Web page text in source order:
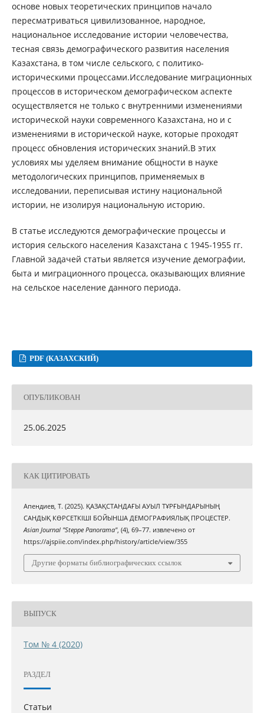
основе новых теоретических принципов начало
пересматриваться цивилизованное, народное,
национальное исследование истории человечества,
тесная связь демографического развития населения
Казахстана, в том числе сельского, с политико-
историческими процессами.Исследование миграционных
процессов в историческом демографическом аспекте
осуществляется не только с внутренними изменениями
исторической науки современного Казахстана, но и с
изменениями в исторической науке, которые проходят
процесс обновления исторических знаний.В этих
условиях мы уделяем внимание общности в науке
методологических принципов, применяемых в
исследовании, переписывая истину национальной
истории, не изолируя национальную историю.
В статье исследуются демографические процессы и
история сельского населения Казахстана с 1945-1955 гг.
Главной задачей статьи является изучение демографии,
быта и миграционного процесса, оказывающих влияние
на сельское население данного периода.
PDF (КАЗАХСКИЙ)
ОПУБЛИКОВАН
25.06.2025
КАК ЦИТИРОВАТЬ
Апендиев, Т. (2025). ҚАЗАҚСТАНДАҒЫ АУЫЛ ТҰРҒЫНДАРЫНЫҢ
САНДЫҚ КӨРСЕТКІШІ БОЙЫНША ДЕМОГРАФИЯЛЫҚ ПРОЦЕСТЕР.
Asian Journal "Steppe Panorama", (4), 69–77. извлечено от
https://ajspiie.com/index.php/history/article/view/355
Другие форматы библиографических ссылок
ВЫПУСК
Том № 4 (2020)
РАЗДЕЛ
Статьи